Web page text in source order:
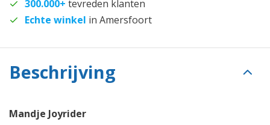
300.000+ tevreden klanten
Echte winkel in Amersfoort
Beschrijving
Mandje Joyrider